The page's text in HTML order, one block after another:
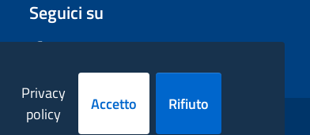
Seguici su
FacebookInstagram
TwitterYouTubeFlickr
Dichiarazione di accessibilità
Privacy
policy
Accetto Rifiuto